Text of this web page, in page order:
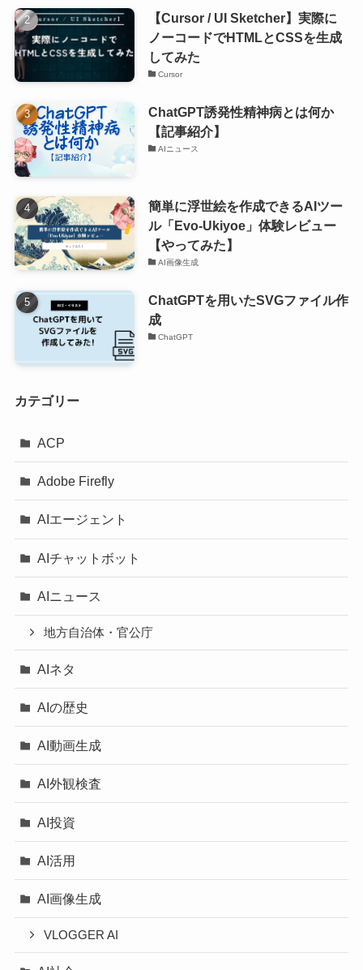
【Cursor / UI Sketcher】実際に
ノーコードでHTMLとCSSを生成
してみた
Cursor
ChatGPT誘発性精神病とは何か
【記事紹介】
AIニュース
簡単に浮世絵を作成できるAIツー
ル「Evo-Ukiyoe」体験レビュー
【やってみた】
AI画像生成
ChatGPTを用いたSVGファイル作
成
ChatGPT
カテゴリー
ACP
Adobe Firefly
AIエージェント
AIチャットボット
AIニュース
地方自治体・官公庁
AIネタ
AIの歴史
AI動画生成
AI外観検査
AI投資
AI活用
AI画像生成
VLOGGER AI